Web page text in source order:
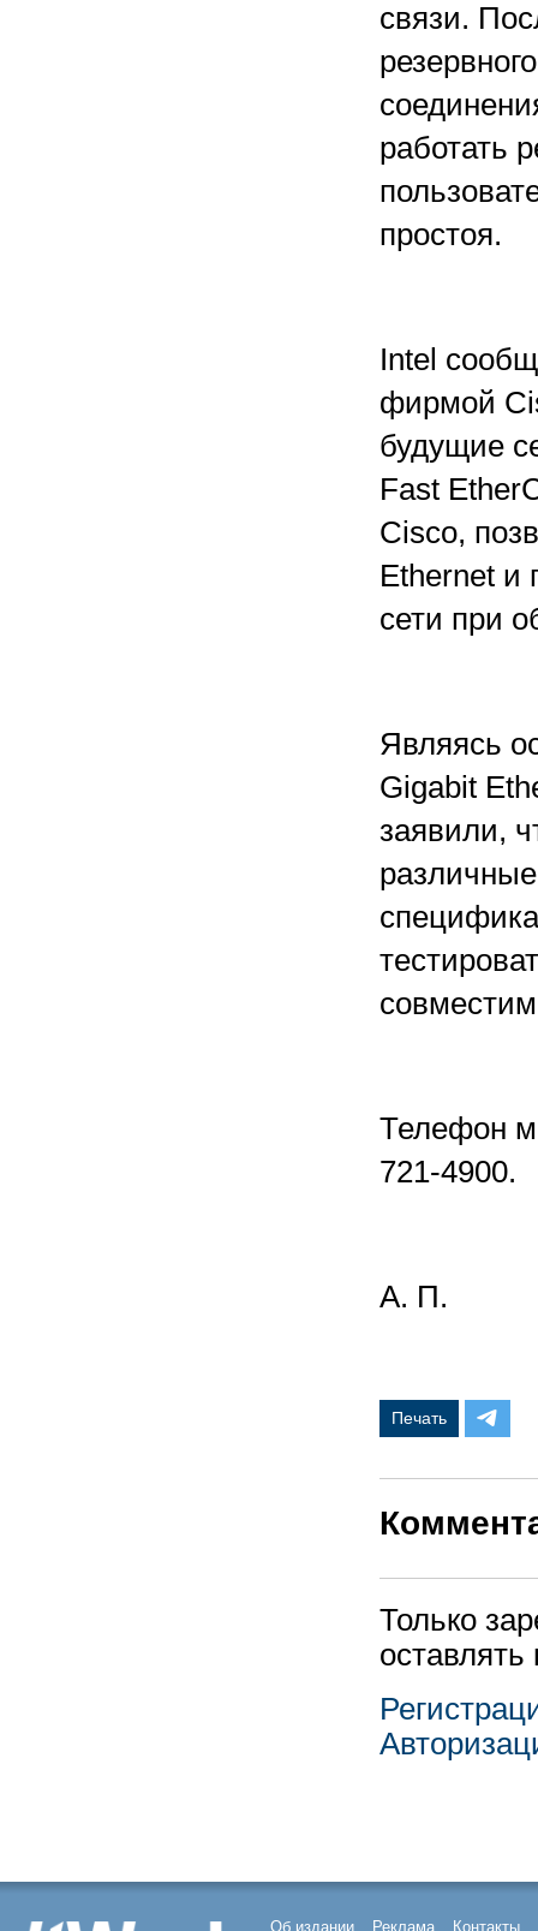
связи.
работать
простоя.
Intel
фирмой
будущие
Fast
Cisco,
Ethernet и
сети при
Являясь
Gigabit
заявили,
Телефон
721-4900.
А. П.
Печать
Только
Об издании Реклама Контакты